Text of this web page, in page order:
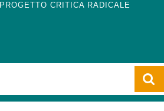
PROGETTO CRITICA RADICALE